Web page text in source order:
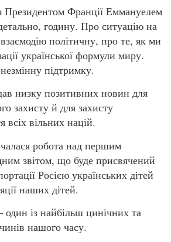
Президентом Франції Еммануелем
годину. Про ситуацію на
політичну, про те, як ми
української формули миру.
підтримку.
низку позитивних новин для
захисту й для захисту
всіх вільних націй.
робота над першим
звітом, що буде присвячений
Росією українських дітей
наших дітей.
один із найбільш цинічних та
нашого часу.